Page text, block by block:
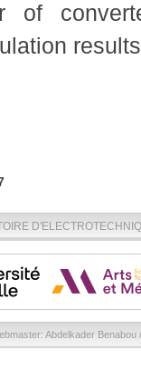
of
results
Abdelkader Benabou